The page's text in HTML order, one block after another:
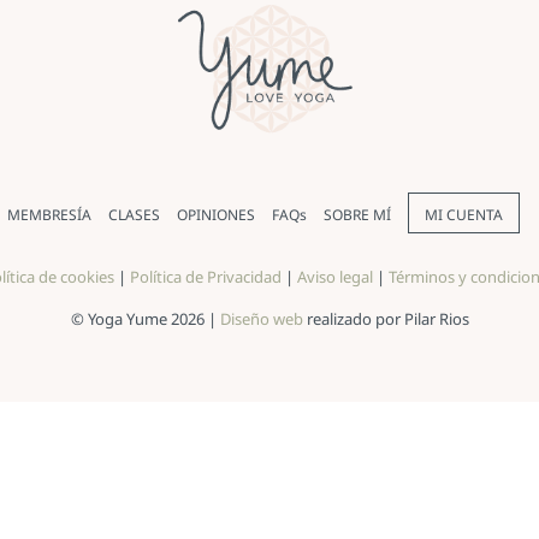
MEMBRESÍA CLASES OPINIONES FAQs SOBRE MÍ MI CUENTA
de cookies | Política de Privacidad | Aviso legal | Términos y
© Yoga Yume 2026 | Diseño webrealizado por Pilar Rios